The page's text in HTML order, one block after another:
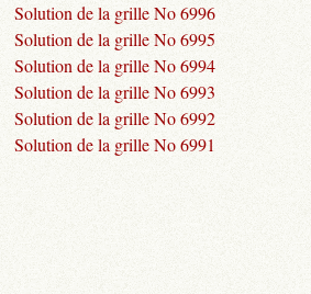
Solution de la grille No 6996
Solution de la grille No 6995
Solution de la grille No 6994
Solution de la grille No 6993
Solution de la grille No 6992
Solution de la grille No 6991